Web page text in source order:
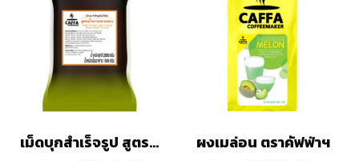
เม็ดบุกสำเร็จรูป สูตรน้ำตาลทรายแดง ตราคัฟฟ่าฯ
ผงเมล่อน ตราคัฟฟ่าฯ